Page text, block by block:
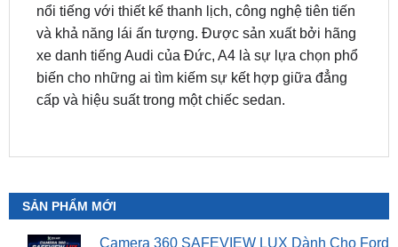
xe danh tiếng Audi của Đức, A4 là sự lựa chọn phổ
biến cho những ai tìm kiếm sự kết hợp giữa đẳng
cấp và hiệu suất trong một chiếc sedan.
SẢN PHẨM MỚI
Camera 360 SAFEVIEW LUX Dành Cho Ford
₫15,500,000